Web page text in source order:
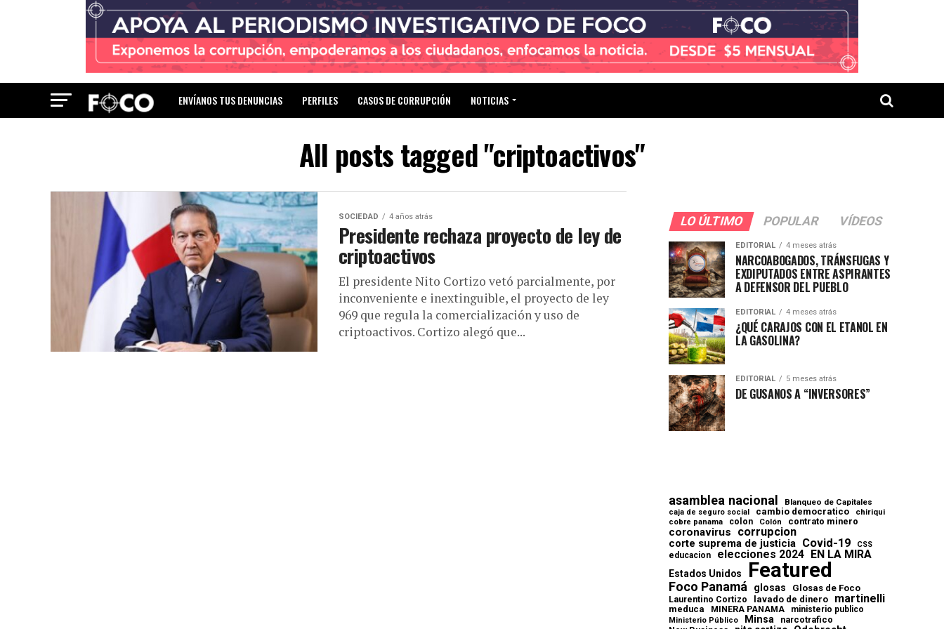
ENVÍANOS TUS DENUNCIAS PERFILES CASOS DE CORRUPCIÓN NOTICIAS
All posts tagged "criptoactivos"
SOCIEDAD 4 años atrás
Presidente rechaza proyecto de ley de
criptoactivos
El presidente Nito Cortizo vetó parcialmente, por
inconveniente e inextinguible, el proyecto de ley
969 que regula la comercialización y uso de
criptoactivos. Cortizo alegó que...
LO ÚLTIMO POPULAR VÍDEOS
EDITORIAL 4 meses atrás
NARCOABOGADOS, TRÁNSFUGAS Y
EXDIPUTADOS ENTRE ASPIRANTES
A DEFENSOR DEL PUEBLO
EDITORIAL 4 meses atrás
¿QUÉ CARAJOS CON EL ETANOL EN
LA GASOLINA?
EDITORIAL 5 meses atrás
DE GUSANOS A “INVERSORES”
asamblea nacional Blanqueo de Capitales
caja de seguro social cambio democratico chiriqui
cobre panama colon Colón contrato minero
coronavirus corrupcion
corte suprema de justicia Covid-19 CSS
educacion elecciones 2024 EN LA MIRA
Estados Unidos Featured
Foco Panamá glosas Glosas de Foco
Laurentino Cortizo lavado de dinero martinelli
meduca MINERA PANAMA ministerio publico
Ministerio Público Minsa
narcotrafico